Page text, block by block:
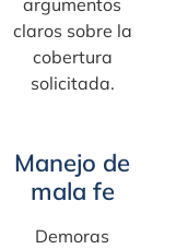
claros sobre la
cobertura
solicitada.
Manejo de
mala fe
Demoras